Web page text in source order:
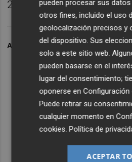
22,7%.
ARCHIVADO EN FERROCARRIL
pueden procesar sus
otros fines, incluido el uso
geolocalización precisos y
del dispositivo. Sus
solo a este sitio web.
pueden basarse en el
lugar del consentimiento;
oponerse enConfiguración
Puede retirar su
cualquier momento en
cookies .Política de
ACEPTAR